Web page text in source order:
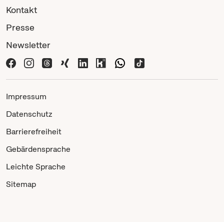
Kontakt
Presse
Newsletter
Impressum
Datenschutz
Barrierefreiheit
Gebärdensprache
Leichte Sprache
Sitemap